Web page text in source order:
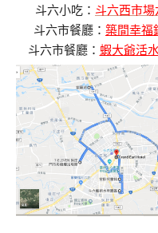
斗六小吃： 斗六西市場
斗六市餐廳： 築間幸福
斗六市餐廳： 蝦大爺活